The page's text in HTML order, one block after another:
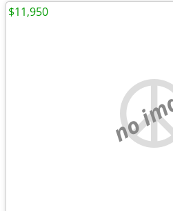
no
$11,950